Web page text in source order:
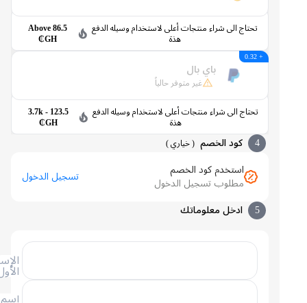
تحتاج الى شراء منتجات أعلى لاستخدام وسيله الدفع
Above 86.5
GH₵
باي بال
غير متوفر حالياً
تحتاج الى شراء منتجات أعلى لاستخدام وسيله الدفع
123.5 - 3.7k
GH₵
كود الخصم (خياري )
استخدم كود الخصم
مطلوب تسجيل الدخول
تسجيل الدخول
ادخل معلوماتك